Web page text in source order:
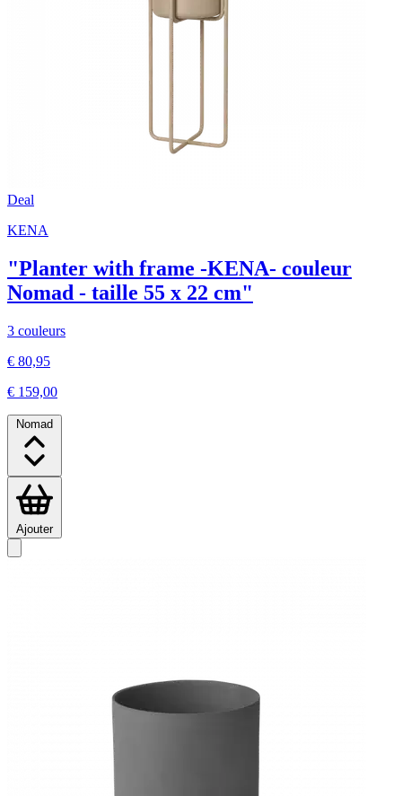
Deal
KENA
"Planter with frame -KENA- couleur
Nomad - taille 55 x 22 cm"
3 couleurs
€ 80,95
€ 159,00
Nomad
Ajouter